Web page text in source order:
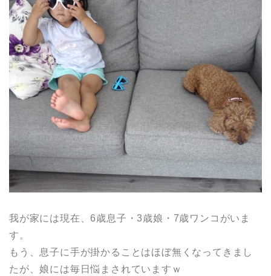
我が家には現在、6歳息子・3歳娘・7歳ワンコがいま
す。
もう、息子に手が掛かることはほぼ無くなってきまし
たが、娘には毎日悩まされていますｗ